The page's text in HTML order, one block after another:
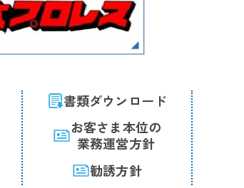
書類ダウンロード
お客さま本位の
業務運営方針
勧誘方針